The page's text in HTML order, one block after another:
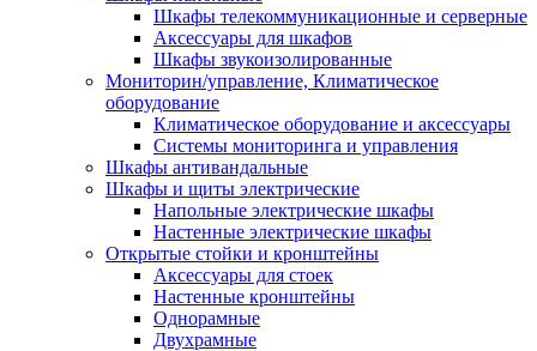
Шкафы телекоммуникационные и серверные
Аксессуары для шкафов
Шкафы звукоизолированные
Мониторин/управление, Климатическое
оборудование
Климатическое оборудование и аксессуары
Системы мониторинга и управления
Шкафы антивандальные
Шкафы и щиты электрические
Напольные электрические шкафы
Настенные электрические шкафы
Открытые стойки и кронштейны
Аксессуары для стоек
Настенные кронштейны
Однорамные
Двухрамные